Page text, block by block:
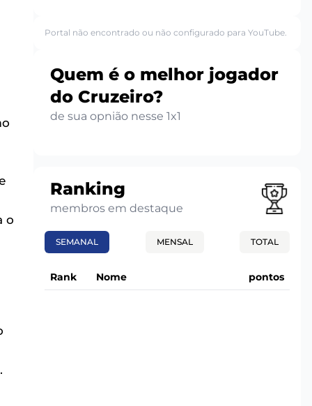
o
Portal não encontrado ou não configurado para YouTube.
Quem é o melhor jogador
do Cruzeiro?
de sua opnião nesse 1x1
Ranking
membros em destaque
SEMANAL MENSAL TOTAL
Rank Nome pontos